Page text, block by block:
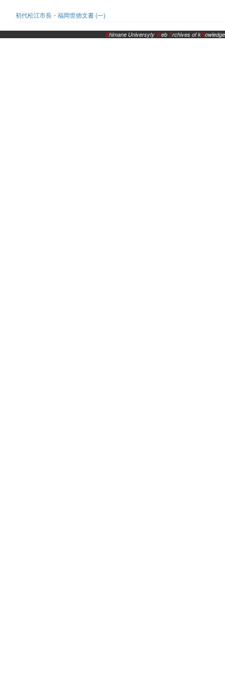
初代松江市長・福岡世徳文書 (一)
Shimane Universyty WebArchives of kNowledge